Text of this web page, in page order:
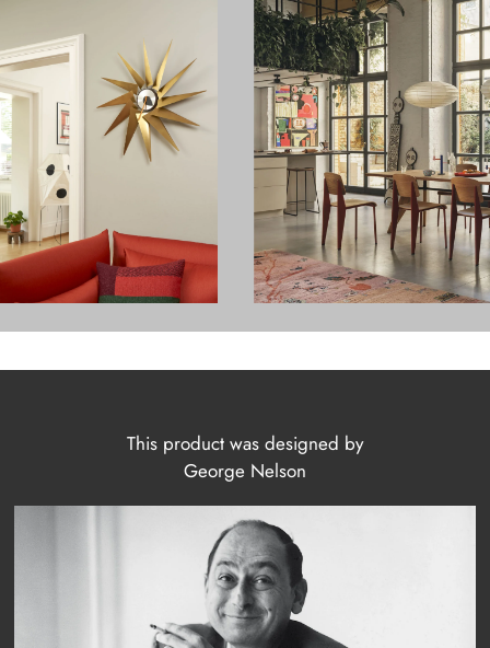
This product was designed by
George Nelson